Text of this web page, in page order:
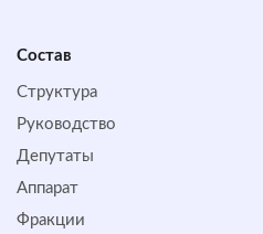
Состав
Структура
Руководство
Депутаты
Аппарат
Фракции